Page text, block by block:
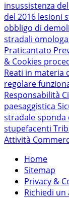
insussistenza
del 2016 lesioni
obbligo di
stradali
Praticantato
& Cookies
Reati in materia
regolare
Responsabilità
paesaggistica
stradalesponda
stupefacenti
Attività
Home
Sitemap
Privacy &
Richiedi